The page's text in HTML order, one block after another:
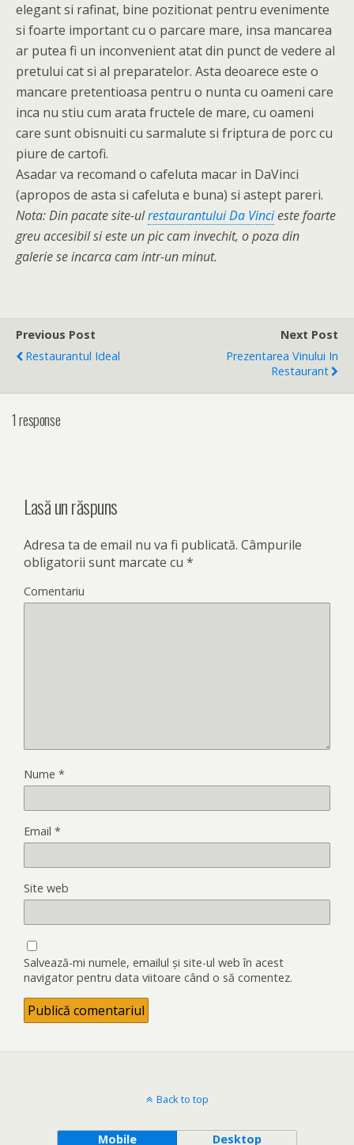
elegant si rafinat, bine pozitionat pentru evenimente
si foarte important cu o parcare mare, insa mancarea
ar putea fi un inconvenient atat din punct de vedere al
pretului cat si al preparatelor. Asta deoarece este o
mancare pretentioasa pentru o nunta cu oameni care
inca nu stiu cum arata fructele de mare, cu oameni
care sunt obisnuiti cu sarmalute si friptura de porc cu
piure de cartofi.
Asadar va recomand o cafeluta macar in DaVinci
(apropos de asta si cafeluta e buna) si astept pareri.
Nota: Din pacate site-ulrestaurantului Da Vincieste foarte
greu accesibil si este un pic cam invechit, o poza din
galerie se incarca cam intr-un minut.
Previous Post
Restaurantul Ideal
Next Post
Prezentarea Vinului In
Restaurant
1 response
Lasă un răspuns
Adresa ta de email nu va fi publicată. Câmpurile
obligatorii sunt marcate cu *
Comentariu
Nume *
Email *
Site web
Salvează-mi numele, emailul și site-ul web în acest
navigator pentru data viitoare când o să comentez.
Back to top
Mobile Desktop